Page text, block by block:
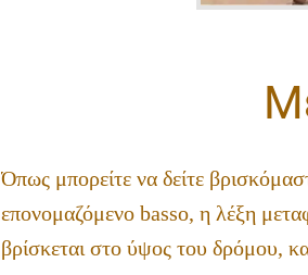
Όπως μπορείτε να δείτε
επονομαζόμενο basso, η λέξη
βρίσκεται στο ύψος του δρόμου,